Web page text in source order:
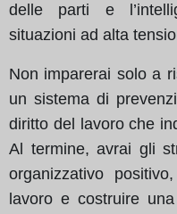
delle parti e
situazioni ad alta
Non imparerai solo a
un sistema di
diritto del lavoro che
Al termine, avrai gli
organizzativo
lavoro e costruire